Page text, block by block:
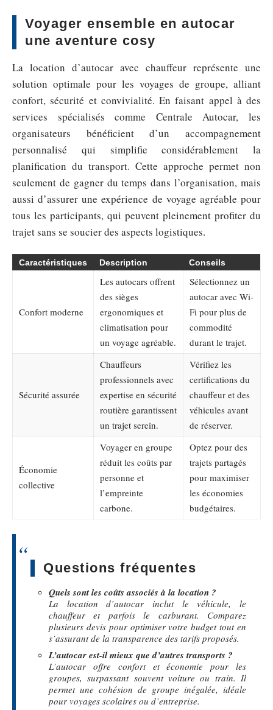
Voyager ensemble en autocar
une aventure cosy
La location d’autocar avec chauffeur représente une
solution optimale pour les voyages de groupe, alliant
confort, sécurité et convivialité. En faisant appel à des
services spécialisés comme Centrale Autocar, les
organisateurs bénéficient d’un accompagnement
personnalisé qui simplifie considérablement la
planification du transport. Cette approche permet non
seulement de gagner du temps dans l’organisation, mais
aussi d’assurer une expérience de voyage agréable pour
tous les participants, qui peuvent pleinement profiter du
trajet sans se soucier des aspects logistiques.
Caractéristiques Description Conseils
Confort moderne
Les autocars offrent
des sièges
ergonomiques et
climatisation pour
un voyage agréable.
Sélectionnez un
autocar avec Wi-
Fi pour plus de
commodité
durant le trajet.
Sécurité assurée
Chauffeurs
professionnels avec
expertise en sécurité
routière garantissent
un trajet serein.
Vérifiez les
certifications du
chauffeur et des
véhicules avant
de réserver.
Économie
collective
Voyager en groupe
réduit les coûts par
personne et
l’empreinte
carbone.
Optez pour des
trajets partagés
pour maximiser
les économies
budgétaires.
Questions fréquentes
Quels sont les coûts associés à la location ?
La location d’autocar inclut le véhicule, le
chauffeur et parfois le carburant. Comparez
plusieurs devis pour optimiser votre budget tout en
s’assurant de la transparence des tarifs proposés.
L’autocar est-il mieux que d’autres transports ?
L’autocar offre confort et économie pour les
groupes, surpassant souvent voiture ou train. Il
permet une cohésion de groupe inégalée, idéale
pour voyages scolaires ou d’entreprise.